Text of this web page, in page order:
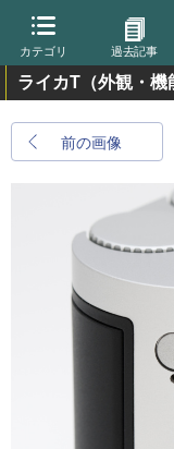
カテゴリ 過去記事
ライカT（外観・機
前の画像